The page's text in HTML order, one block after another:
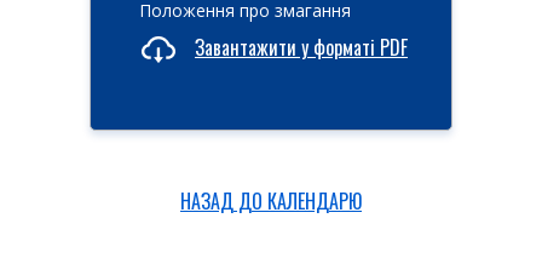
Положення про змагання
Завантажити у форматі PDF
НАЗАД ДО КАЛЕНДАРЮ